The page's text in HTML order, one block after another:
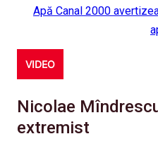
Apă Canal 2000
VIDEO
Nicolae
extremist